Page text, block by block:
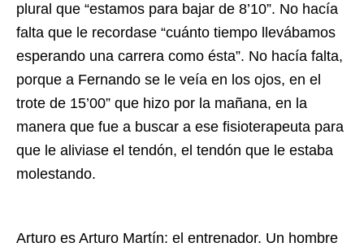
plural que “estamos para bajar de 8’10”. No hacía
falta que le recordase “cuánto tiempo llevábamos
esperando una carrera como ésta”. No hacía falta,
porque a Fernando se le veía en los ojos, en el
trote de 15’00” que hizo por la mañana, en la
manera que fue a buscar a ese fisioterapeuta para
que le aliviase el tendón, el tendón que le estaba
molestando.
Arturo es Arturo Martín: el entrenador. Un hombre